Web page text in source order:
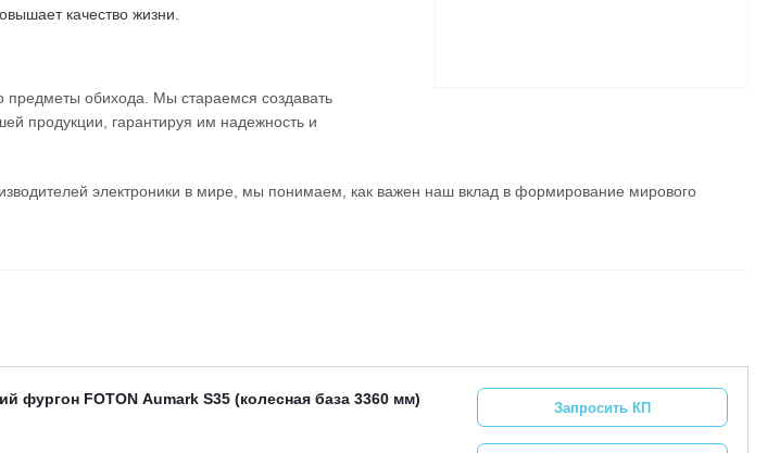
качество жизни.
обихода. Мы стараемся создавать
продукции, гарантируя им надежность и
электроники в мире, мы понимаем, как важен наш вклад в формирование мирового
фургон FOTON Aumark S35 (колесная база 3360 мм) Запросить КП